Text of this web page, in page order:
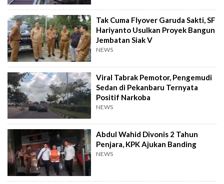
Tak Cuma Flyover Garuda Sakti, SF
Hariyanto Usulkan Proyek Bangun
Jembatan Siak V
NEWS
Viral Tabrak Pemotor, Pengemudi
Sedan di Pekanbaru Ternyata
Positif Narkoba
NEWS
Abdul Wahid Divonis 2 Tahun
Penjara, KPK Ajukan Banding
NEWS